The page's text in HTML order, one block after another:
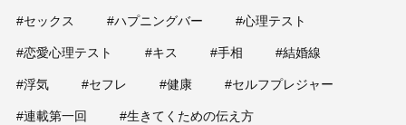
#セックス #ハプニングバー #心理テスト
#恋愛心理テスト #キス #手相 #結婚線
#浮気 #セフレ #健康 #セルフプレジャー
#連載第一回 #生きてくための伝え方